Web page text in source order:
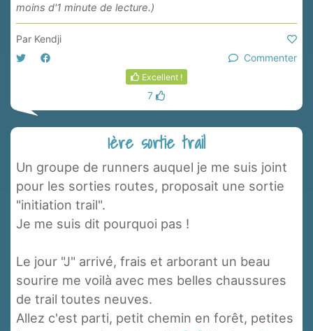
moins d'1 minute de lecture.)
Par Kendji
Commenter
Excellent !
7
1ère sortie trail
Un groupe de runners auquel je me suis joint
pour les sorties routes, proposait une sortie
"initiation trail".
Je me suis dit pourquoi pas !
Le jour "J" arrivé, frais et arborant un beau
sourire me voilà avec mes belles chaussures
de trail toutes neuves.
Allez c'est parti, petit chemin en forêt, petites